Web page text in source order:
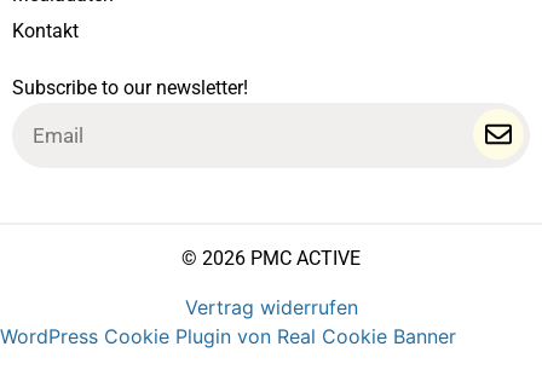
Kontakt
Subscribe to our newsletter!
© 2026 PMC ACTIVE
Vertrag widerrufen
WordPress Cookie Plugin von Real Cookie Banner